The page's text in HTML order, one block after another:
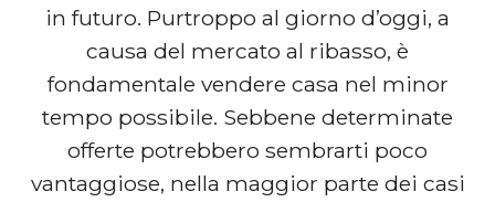
in futuro. Purtroppo al giorno d’oggi, a
causa del mercato al ribasso, è
fondamentale vendere casa nel minor
tempo possibile. Sebbene determinate
offerte potrebbero sembrarti poco
vantaggiose, nella maggior parte dei casi